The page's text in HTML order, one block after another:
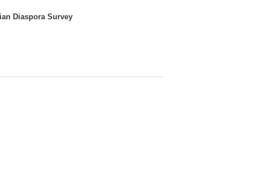
Diaspora Survey